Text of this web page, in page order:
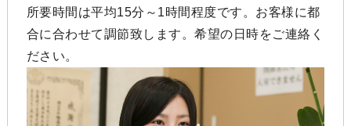
所要時間は平均15分～1時間程度です。お客様に都
合に合わせて調節致します。希望の日時をご連絡く
ださい。